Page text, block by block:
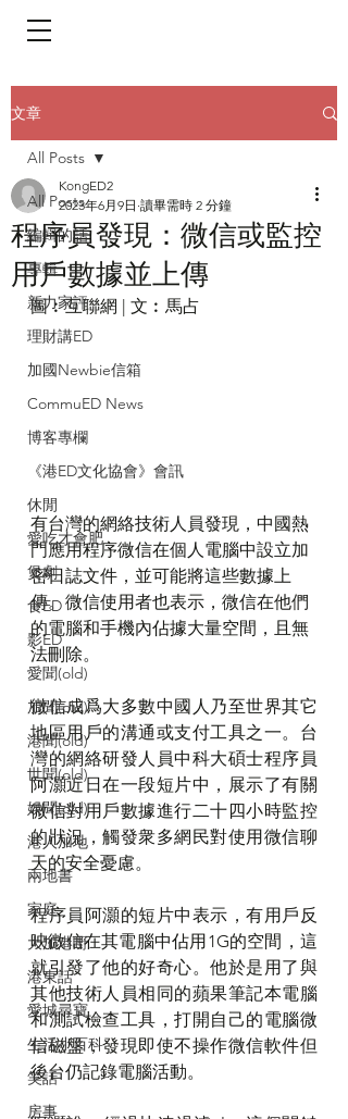
文章
All Posts
編輯的話
專輯
新力家評
理財講ED
加國Newbie信箱
CommuED News
博客專欄
《港ED文化協會》會訊
休閒
愛吃才會肥
煲劇
食ED
影ED
愛聞(old)
加聞(old)
港聞(old)
世聞(old)
娛聞(old)
港人加地
兩地書
家庭
大加港嘢
港東話
愛城尋寶
生活小百科
笑話
房事
All Posts
程序員發現：微信或監控
用戶數據並上傳
KongED2
2023年6月9日 讀畢需時 2 分鐘
圖︰互聯網 | 文︰馬占
有台灣的網絡技術人員發現，中國熱
門應用程序微信在個人電腦中設立加
密日誌文件，並可能將這些數據上
傳。微信使用者也表示，微信在他們
的電腦和手機內佔據大量空間，且無
法刪除。
微信成爲大多數中國人乃至世界其它
地區用戶的溝通或支付工具之一。台
灣的網絡研發人員中科大碩士程序員
阿灝近日在一段短片中，展示了有關
微信對用戶數據進行二十四小時監控
的狀況，觸發衆多網民對使用微信聊
天的安全憂慮。
程序員阿灝的短片中表示，有用戶反
映微信在其電腦中佔用1G的空間，這
就引發了他的好奇心。他於是用了與
其他技術人員相同的蘋果筆記本電腦
和測試檢查工具，打開自己的電腦微
信磁盤，發現即使不操作微信軟件但
後台仍記錄電腦活動。